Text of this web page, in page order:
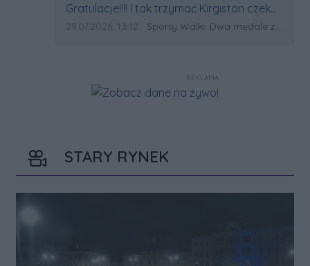
Treść komentarza:
Gratulacje!!!! I tak trzymać Kirgistan czeka
na powtórkę z USA a może i złote medale.
Data dodania komentarza:
29.07.2026, 13:12 Źródło komentarza:
Sporty Walki: Dwa medale za oceanem
REKLAMA
STARY RYNEK